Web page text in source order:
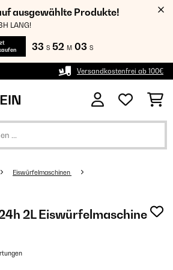
ausgewählte Produkte!
LANG!
33 S 52 M 02 S
Versandkostenfrei ab 100€
Eiswürfelmaschinen
2L Eiswürfelmaschine